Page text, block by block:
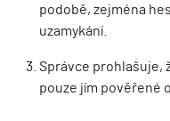
podobě, zejména
uzamykání.
Správce prohlašuje,
pouze jím pověřené